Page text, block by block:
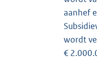
aanhef
wordt
€